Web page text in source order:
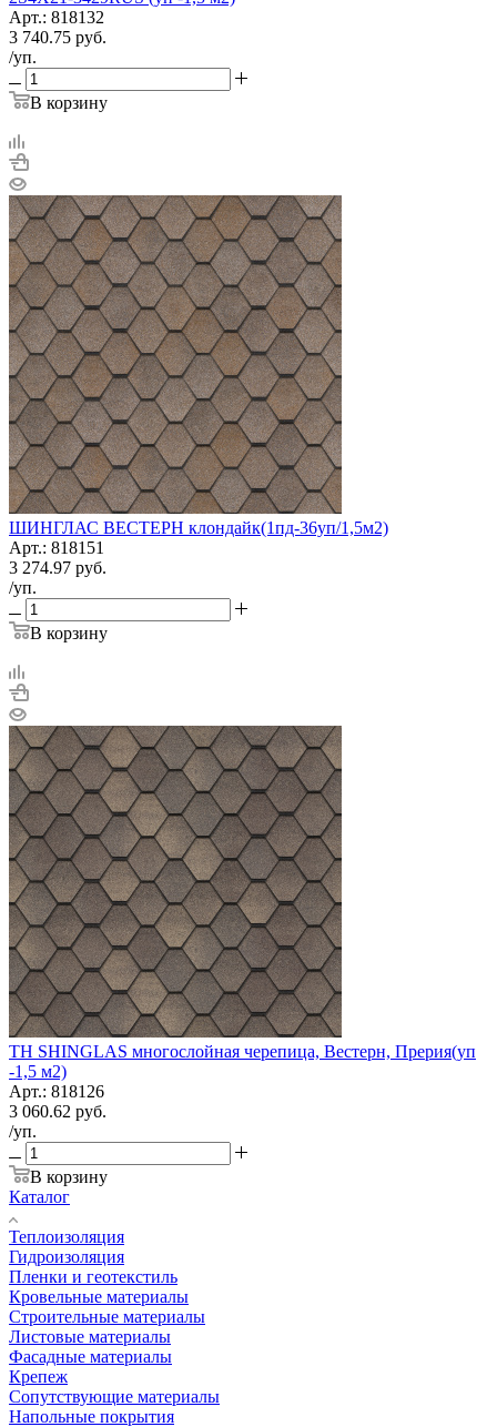
Арт.: 818132
3 740.75 руб.
/уп.
В корзину
ШИНГЛАС ВЕСТЕРН клондайк(1пд-36уп/1,5м2)
Арт.: 818151
3 274.97 руб.
/уп.
В корзину
ТН SHINGLAS многослойная черепица, Вестерн, Прерия(уп
-1,5 м2)
Арт.: 818126
3 060.62 руб.
/уп.
В корзину
Каталог
Теплоизоляция
Гидроизоляция
Пленки и геотекстиль
Кровельные материалы
Строительные материалы
Листовые материалы
Фасадные материалы
Крепеж
Сопутствующие материалы
Напольные покрытия